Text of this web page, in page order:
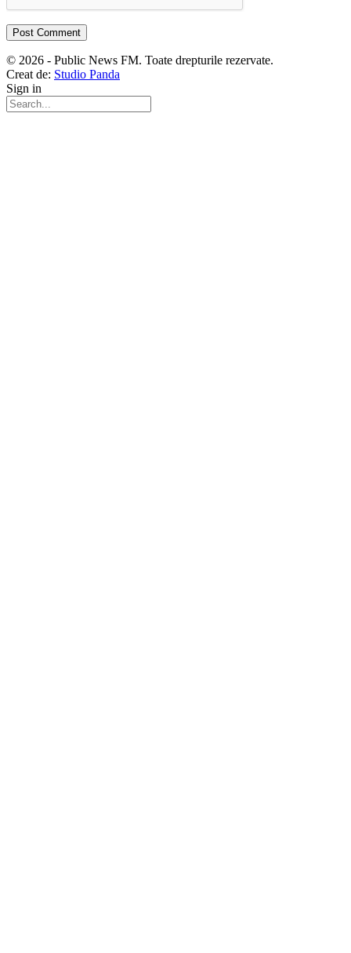
© 2026 - Public News FM. Toate drepturile rezervate.
Creat de: Studio Panda
Sign in